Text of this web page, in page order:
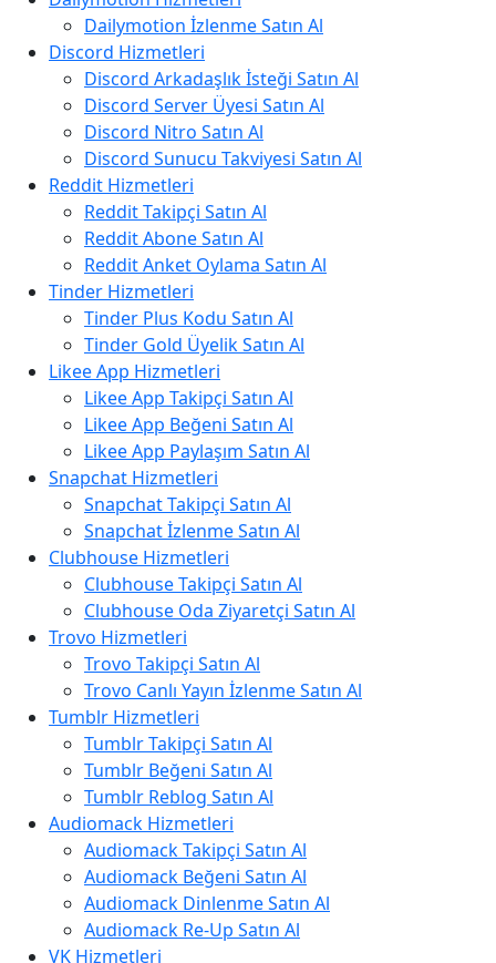
Dailymotion İzlenme Satın Al
Discord Hizmetleri
Discord Arkadaşlık İsteği Satın Al
Discord Server Üyesi Satın Al
Discord Nitro Satın Al
Discord Sunucu Takviyesi Satın Al
Reddit Hizmetleri
Reddit Takipçi Satın Al
Reddit Abone Satın Al
Reddit Anket Oylama Satın Al
Tinder Hizmetleri
Tinder Plus Kodu Satın Al
Tinder Gold Üyelik Satın Al
Likee App Hizmetleri
Likee App Takipçi Satın Al
Likee App Beğeni Satın Al
Likee App Paylaşım Satın Al
Snapchat Hizmetleri
Snapchat Takipçi Satın Al
Snapchat İzlenme Satın Al
Clubhouse Hizmetleri
Clubhouse Takipçi Satın Al
Clubhouse Oda Ziyaretçi Satın Al
Trovo Hizmetleri
Trovo Takipçi Satın Al
Trovo Canlı Yayın İzlenme Satın Al
Tumblr Hizmetleri
Tumblr Takipçi Satın Al
Tumblr Beğeni Satın Al
Tumblr Reblog Satın Al
Audiomack Hizmetleri
Audiomack Takipçi Satın Al
Audiomack Beğeni Satın Al
Audiomack Dinlenme Satın Al
Audiomack Re-Up Satın Al
VK Hizmetleri